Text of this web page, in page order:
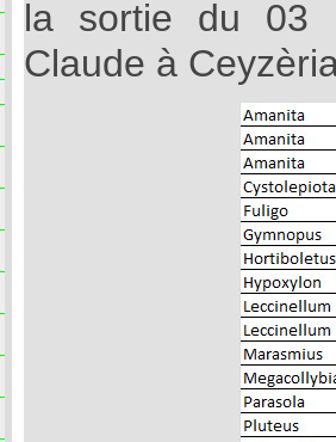
la sortie du 03
Claude à